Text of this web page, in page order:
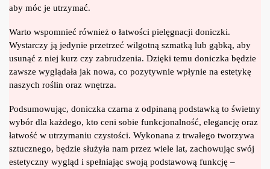
aby móc je utrzymać.
Warto wspomnieć również o łatwości pielęgnacji doniczki.
Wystarczy ją jedynie przetrzeć wilgotną szmatką lub gąbką, aby
usunąć z niej kurz czy zabrudzenia. Dzięki temu doniczka będzie
zawsze wyglądała jak nowa, co pozytywnie wpłynie na estetykę
naszych roślin oraz wnętrza.
Podsumowując, doniczka czarna z odpinaną podstawką to świetny
wybór dla każdego, kto ceni sobie funkcjonalność, elegancję oraz
łatwość w utrzymaniu czystości. Wykonana z trwałego tworzywa
sztucznego, będzie służyła nam przez wiele lat, zachowując swój
estetyczny wygląd i spełniając swoją podstawową funkcję –